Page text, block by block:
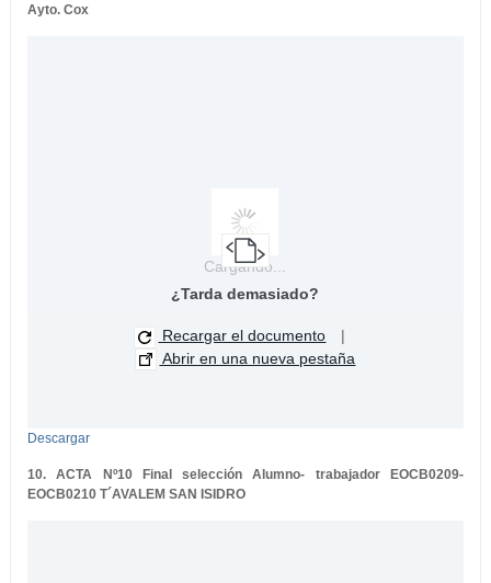
Ayto. Cox
Cargando...
¿Tarda demasiado?
Recargar el documento
|
Abrir en una nueva pestaña
Descargar
10. ACTA Nº10 Final selección Alumno- trabajador EOCB0209-
EOCB0210 T´AVALEM SAN ISIDRO